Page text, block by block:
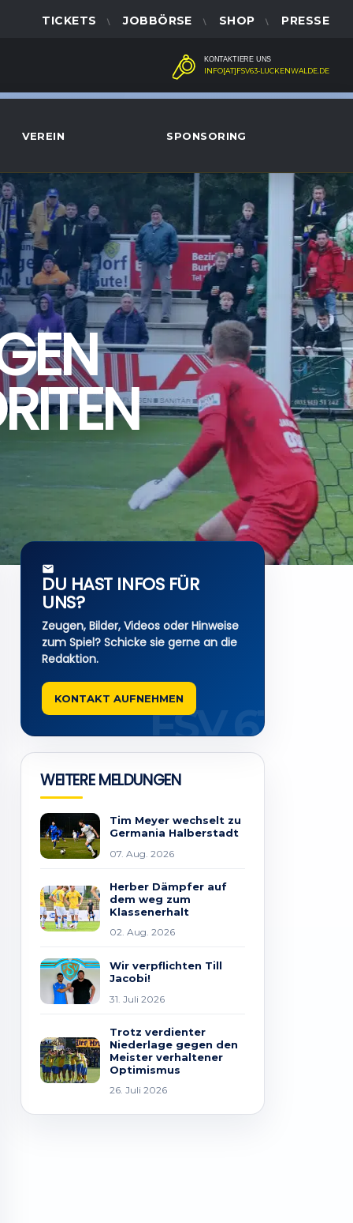
TICKETS JOBBÖRSE SHOP PRESSE
KONTAKTIERE UNS
INFO[AT]FSV63-LUCKENWALDE.DE
VEREIN SPONSORING
DU HAST INFOS FÜR
UNS?
Zeugen, Bilder, Videos oder Hinweise
zum Spiel? Schicke sie gerne an die
Redaktion.
KONTAKT AUFNEHMEN
WEITERE MELDUNGEN
Tim Meyer wechselt zu
Germania Halberstadt
07. Aug. 2026
Herber Dämpfer auf
dem weg zum
Klassenerhalt
02. Aug. 2026
Wir verpflichten Till
Jacobi!
31. Juli 2026
Trotz verdienter
Niederlage gegen den
Meister verhaltener
Optimismus
26. Juli 2026